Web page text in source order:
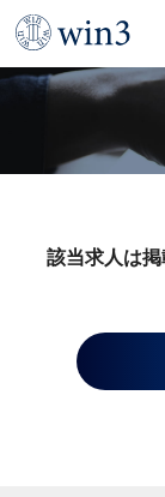
TOP
該当求人は